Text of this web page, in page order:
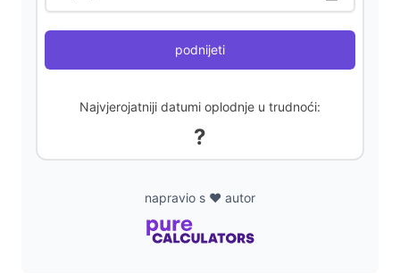
o
podnijeti
Najvjerojatniji datumi oplodnje u trudnoći:
?
napravio s ❤️ autor